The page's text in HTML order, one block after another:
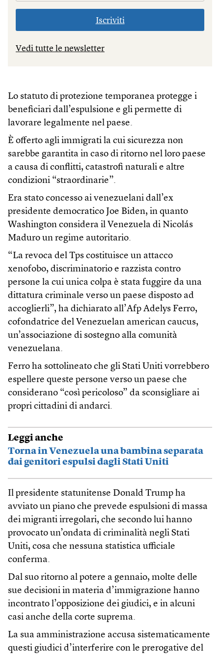
Iscriviti
Vedi tutte le newsletter
Lo statuto di protezione temporanea protegge i
beneficiari dall’espulsione e gli permette di
lavorare legalmente nel paese.
È offerto agli immigrati la cui sicurezza non
sarebbe garantita in caso di ritorno nel loro paese
a causa di conflitti, catastrofi naturali e altre
condizioni “straordinarie”.
Era stato concesso ai venezuelani dall’ex
presidente democratico Joe Biden, in quanto
Washington considera il Venezuela di Nicolás
Maduro un regime autoritario.
“La revoca del Tps costituisce un attacco
xenofobo, discriminatorio e razzista contro
persone la cui unica colpa è stata fuggire da una
dittatura criminale verso un paese disposto ad
accoglierli”, ha dichiarato all’Afp Adelys Ferro,
cofondatrice del Venezuelan american caucus,
un’associazione di sostegno alla comunità
venezuelana.
Ferro ha sottolineato che gli Stati Uniti vorrebbero
espellere queste persone verso un paese che
considerano “così pericoloso” da sconsigliare ai
propri cittadini di andarci.
Leggi anche
Torna in Venezuela una bambina separata
dai genitori espulsi dagli Stati Uniti
Il presidente statunitense Donald Trump ha
avviato un piano che prevede espulsioni di massa
dei migranti irregolari, che secondo lui hanno
provocato un’ondata di criminalità negli Stati
Uniti, cosa che nessuna statistica ufficiale
conferma.
Dal suo ritorno al potere a gennaio, molte delle
sue decisioni in materia d’immigrazione hanno
incontrato l’opposizione dei giudici, e in alcuni
casi anche della corte suprema.
La sua amministrazione accusa sistematicamente
questi giudici d’interferire con le prerogative del